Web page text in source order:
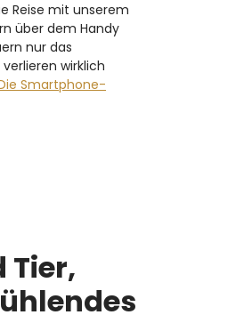
Reise mit unserem
über dem Handy
nur das
wirklich
Smartphone-
Tier,